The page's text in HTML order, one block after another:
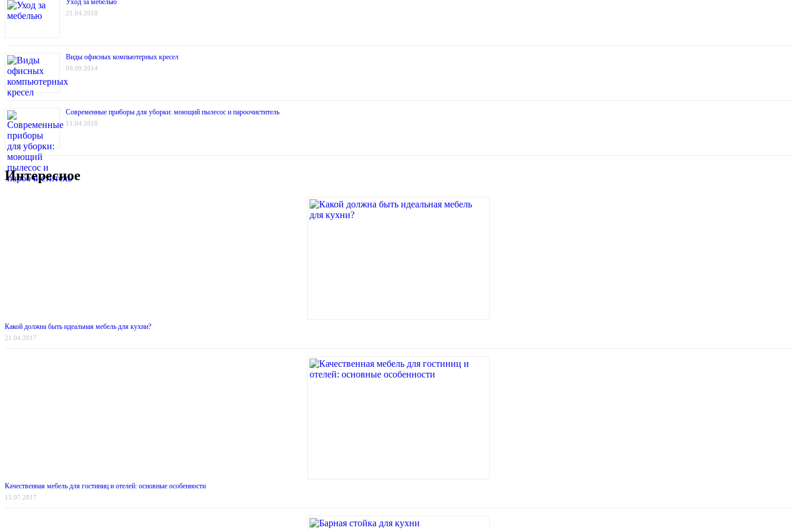
Уход за мебелью
21.04.2018
Виды офисных компьютерных кресел
09.09.2014
Современные приборы для уборки: моющий пылесос и пароочиститель
11.04.2018
Интересное
Какой должна быть идеальная мебель для кухни?
21.04.2017
Качественная мебель для гостиниц и отелей: основные особенности
15.07.2017